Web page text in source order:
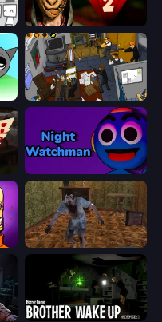
We Become What We Behold
Foreign Creature 2
Creepy Granny Scream: Scary Freddy
Survival Zone Zombie Outbreak Brother Wake Up